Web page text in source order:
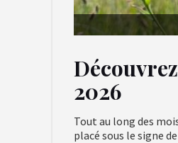
2026
Tout au long des
placé sous le signe